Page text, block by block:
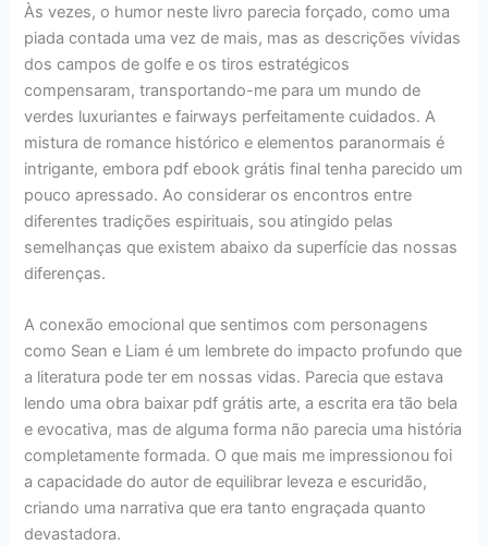
Às vezes, o humor neste livro parecia forçado, como uma
piada contada uma vez de mais, mas as descrições vívidas
dos campos de golfe e os tiros estratégicos
compensaram, transportando-me para um mundo de
verdes luxuriantes e fairways perfeitamente cuidados. A
mistura de romance histórico e elementos paranormais é
intrigante, embora pdf ebook grátis final tenha parecido um
pouco apressado. Ao considerar os encontros entre
diferentes tradições espirituais, sou atingido pelas
semelhanças que existem abaixo da superfície das nossas
diferenças.
A conexão emocional que sentimos com personagens
como Sean e Liam é um lembrete do impacto profundo que
a literatura pode ter em nossas vidas. Parecia que estava
lendo uma obra baixar pdf grátis arte, a escrita era tão bela
e evocativa, mas de alguma forma não parecia uma história
completamente formada. O que mais me impressionou foi
a capacidade do autor de equilibrar leveza e escuridão,
criando uma narrativa que era tanto engraçada quanto
devastadora.